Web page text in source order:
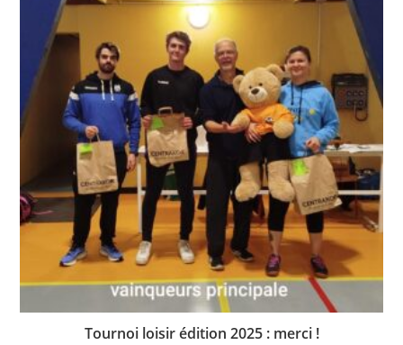
Tournoi loisir édition 2025 : merci !